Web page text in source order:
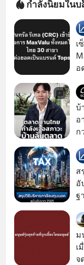
กำลังนิยมใน
เ
อ
เ
บ
ท
บ้
อ
ก
ล้
ส
อั
ฐ
ม
เ
จด